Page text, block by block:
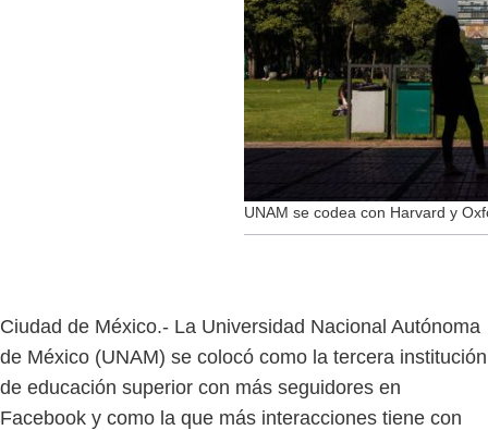
UNAM se codea con Harvard y
Ciudad de México.- La Universidad Nacional Autónoma
de México (UNAM) se colocó como la tercera institución
de educación superior con más seguidores en
Facebook y como la que más interacciones tiene con